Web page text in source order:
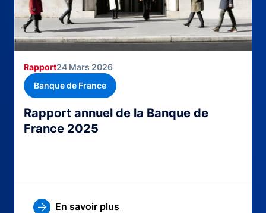
Rapport annuel de la Banque de
France 2025
Rapport24 Mars 2026
Banque de France
En savoir plus